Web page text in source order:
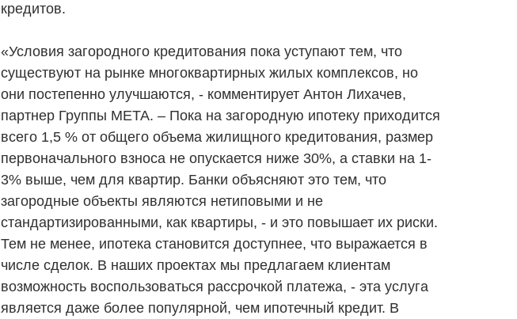
кредитов.
«Условия загородного кредитования пока уступают тем, что
существуют на рынке многоквартирных жилых комплексов, но
они постепенно улучшаются, - комментирует Антон Лихачев,
партнер Группы МЕТА. – Пока на загородную ипотеку приходится
всего 1,5 % от общего объема жилищного кредитования, размер
первоначального взноса не опускается ниже 30%, а ставки на 1-
3% выше, чем для квартир. Банки объясняют это тем, что
загородные объекты являются нетиповыми и не
стандартизированными, как квартиры, - и это повышает их риски.
Тем не менее, ипотека становится доступнее, что выражается в
числе сделок. В наших проектах мы предлагаем клиентам
возможность воспользоваться рассрочкой платежа, - эта услуга
является даже более популярной, чем ипотечный кредит. В